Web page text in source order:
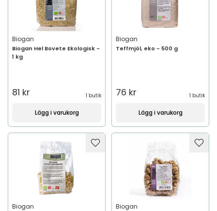
Biogan
Biogan Hel Bovete Ekologisk -
1 kg
81 kr 1 butik
Lägg i varukorg
Biogan
Teffmjöl, eko - 500 g
76 kr 1 butik
Lägg i varukorg
Biogan Biogan